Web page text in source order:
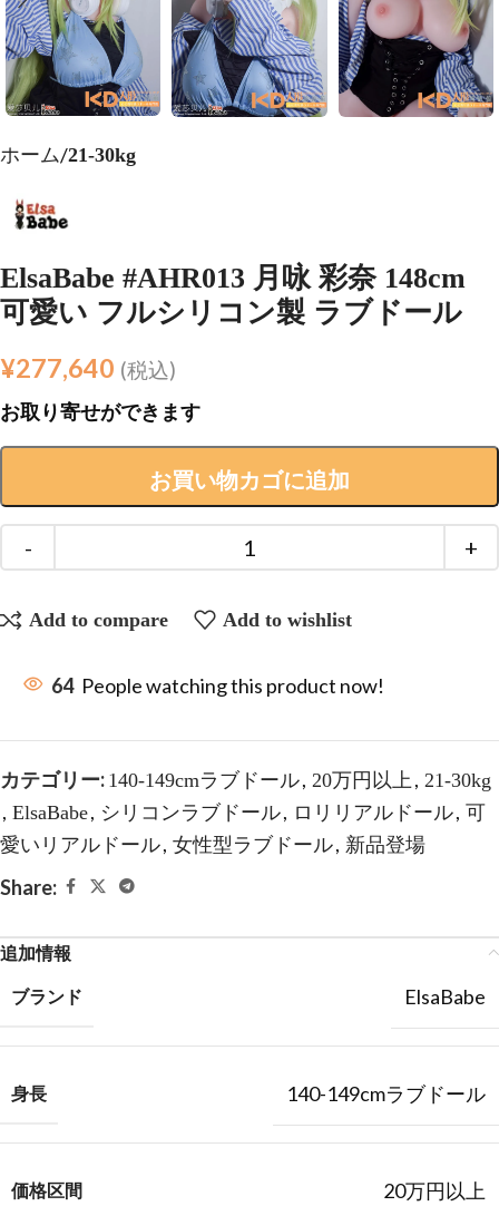
ホーム 21-30kg
ElsaBabe #AHR013 月咏 彩奈 148cm
可愛い フルシリコン製 ラブドール
¥277,640 (税込)
お取り寄せができます
お買い物カゴに追加
Add to compare Add to wishlist
64 People watching this product now!
カテゴリー: 140-149cmラブドール, 20万円以上 , 21-30kg
, ElsaBabe, シリコンラブドール, ロリリアルドール, 可
愛いリアルドール, 女性型ラブドール, 新品登場
Share:
追加情報
ブランド ElsaBabe
身長 140-149cmラブドール
価格区間 20万円以上